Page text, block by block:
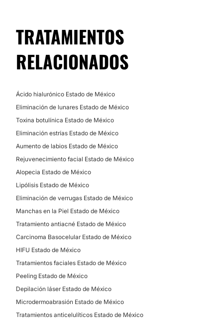
TRATAMIENTOS
RELACIONADOS
Ácido hialurónico Estado de México
Eliminación de lunares Estado de México
Toxina botulínica Estado de México
Eliminación estrías Estado de México
Aumento de labios Estado de México
Rejuvenecimiento facial Estado de México
Alopecia Estado de México
Lipólisis Estado de México
Eliminación de verrugas Estado de México
Manchas en la Piel Estado de México
Tratamiento antiacné Estado de México
Carcinoma Basocelular Estado de México
HIFU Estado de México
Tratamientos faciales Estado de México
Peeling Estado de México
Depilación láser Estado de México
Microdermoabrasión Estado de México
Tratamientos anticelulíticos Estado de México